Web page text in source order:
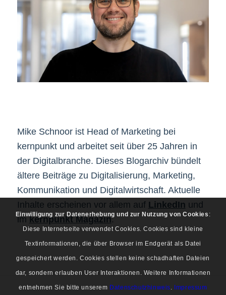
Mike Schnoor ist Head of Marketing bei
kernpunkt und arbeitet seit über 25 Jahren in
der Digitalbranche. Dieses Blogarchiv bündelt
ältere Beiträge zu Digitalisierung, Marketing,
Kommunikation und Digitalwirtschaft. Aktuelle
Inhalte erscheinen vor allem auf LinkedIn und
imkernpunkt Magazin.
Einwilligung zur Datenerhebung und zur Nutzung von Cookies :
Diese Internetseite verwendet Cookies. Cookies sind kleine
Textinformationen, die über Browser im Endgerät als Datei
gespeichert werden. Cookies stellen keine schadhaften Dateien
dar, sondern erlauben User Interaktionen. Weitere Informationen
entnehmen Sie bitte unserem Datenschutzhinweis. Impressum